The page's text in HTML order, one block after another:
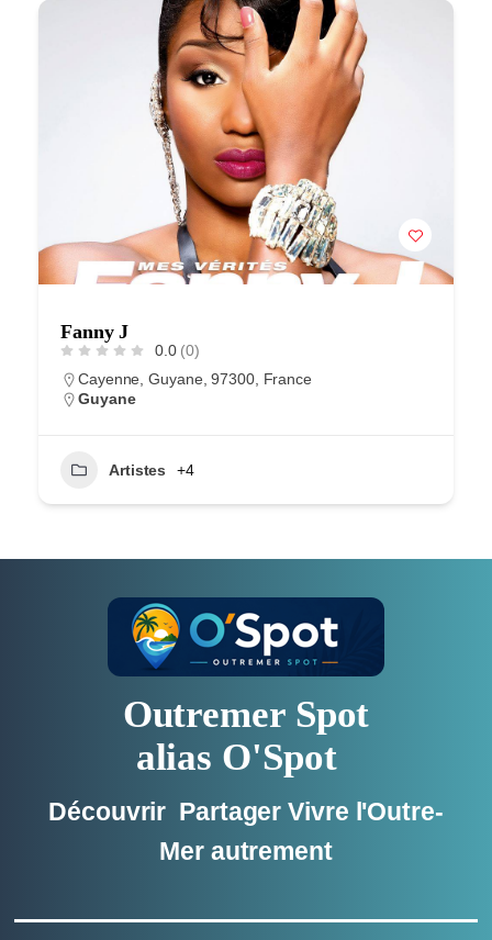
Fanny J
0.0 (0)
Cayenne, Guyane, 97300, France
Guyane
Artistes +4
Outremer Spot
alias O'Spot
Découvrir Partager Vivre l'Outre-
Mer autrement